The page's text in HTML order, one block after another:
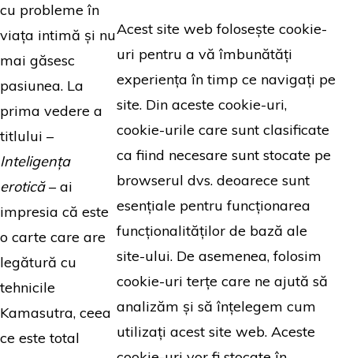
cu probleme în
viața intimă și nu
mai găsesc
pasiunea. La
prima vedere a
titlului –
Inteligența
erotică– ai
impresia că este
o carte care are
legătură cu
tehnicile
Kamasutra, ceea
ce este total
Acest site web folosește cookie-
uri pentru a vă îmbunătăți
experiența în timp ce navigați pe
site. Din aceste cookie-uri,
cookie-urile care sunt clasificate
ca fiind necesare sunt stocate pe
browserul dvs. deoarece sunt
esențiale pentru funcționarea
funcționalităților de bază ale
site-ului. De asemenea, folosim
cookie-uri terțe care ne ajută să
analizăm și să înțelegem cum
utilizați acest site web. Aceste